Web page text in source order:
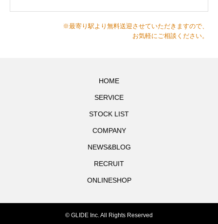
※最寄り駅より無料送迎させていただきますので、
お気軽にご相談ください。
HOME
SERVICE
STOCK LIST
COMPANY
NEWS&BLOG
RECRUIT
ONLINESHOP
© GLIDE Inc. All Rights Reserved